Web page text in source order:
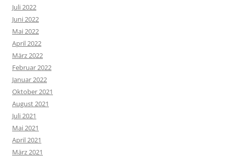
Juli 2022
Juni 2022
Mai 2022
April 2022
März 2022
Februar 2022
Januar 2022
Oktober 2021
August 2021
Juli 2021
Mai 2021
April 2021
März 2021